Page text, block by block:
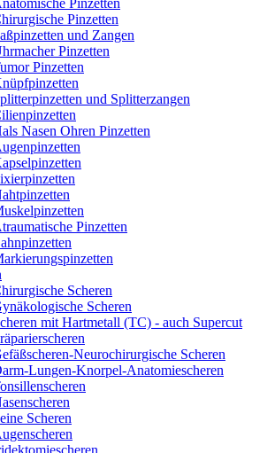
Pinzetten
Pinzetten
und Zangen
Pinzetten
Pinzetten
und Splitterzangen
Nasen Ohren Pinzetten
Pinzetten
Scheren
Scheren
mit Hartmetall (TC) - auch Supercut
Neurochirurgische Scheren
Lungen-Knorpel-Anatomiescheren
Scheren